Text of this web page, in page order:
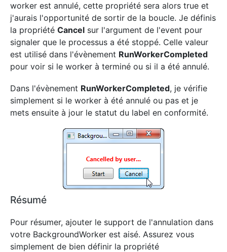
worker est annulé, cette propriété sera alors true et
j'aurais l'opportunité de sortir de la boucle. Je définis
la propriété Cancel sur l'argument de l'event pour
signaler que le processus a été stoppé. Celle valeur
est utilisé dans l'évènement RunWorkerCompleted
pour voir si le worker à terminé ou si il a été annulé.
Dans l'évènement RunWorkerCompleted, je vérifie
simplement si le worker à été annulé ou pas et je
mets ensuite à jour le statut du label en conformité.
Résumé
Pour résumer, ajouter le support de l'annulation dans
votre BackgroundWorker est aisé. Assurez vous
simplement de bien définir la propriété